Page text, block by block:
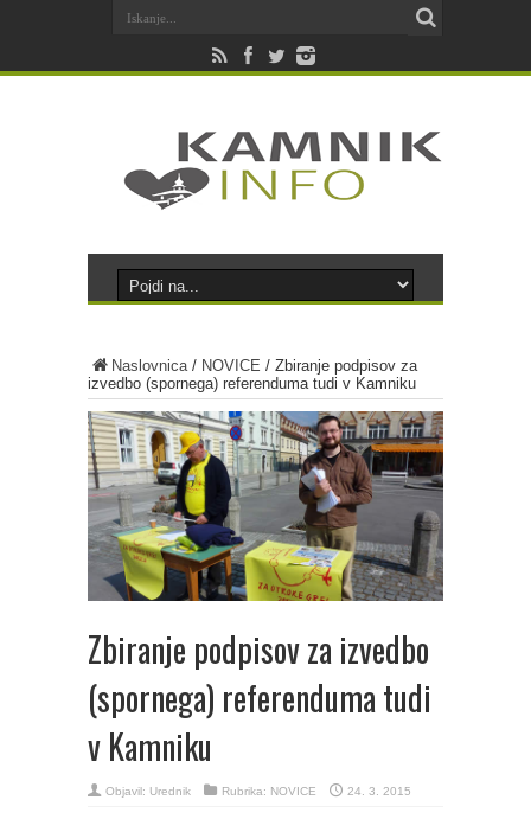
Naslovnica/ NOVICE / Zbiranje podpisov za
izvedbo (spornega) referenduma tudi v Kamniku
Zbiranje podpisov za izvedbo
(spornega) referenduma tudi
v Kamniku
Objavil: Urednik Rubrika: NOVICE 24. 3. 2015